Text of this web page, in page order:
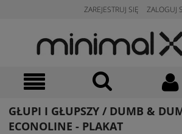
ZAREJESTRUJ SIĘ ZALOGUJ
GŁUPI I GŁUPSZY / DUMB &
ECONOLINE - PLAKAT